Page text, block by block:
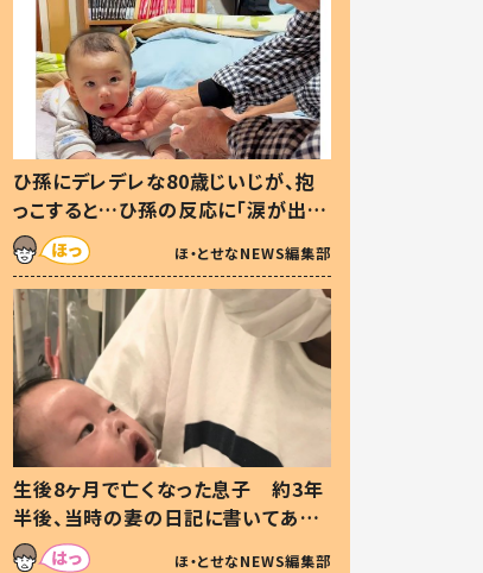
ひ孫にデレデレな80歳じいじが、抱
っこすると…ひ孫の反応に「涙が出ま
した」「可愛くて仕方ない」
ほ・とせなNEWS編集部
生後8ヶ月で亡くなった息子 約3年
半後、当時の妻の日記に書いてあっ
た本音とは
ほ・とせなNEWS編集部